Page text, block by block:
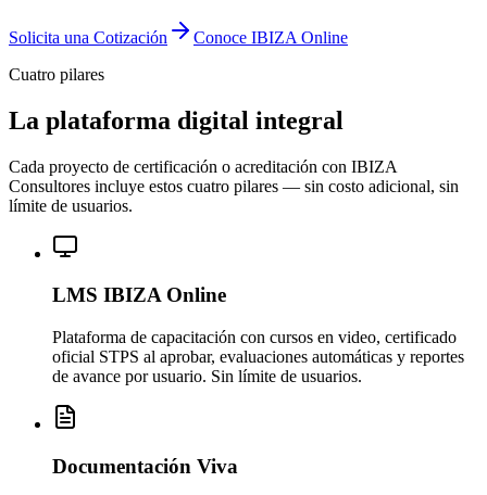
Solicita una Cotización
Conoce IBIZA Online
Cuatro pilares
La plataforma digital integral
Cada proyecto de certificación o acreditación con IBIZA
Consultores incluye estos cuatro pilares — sin costo adicional, sin
límite de usuarios.
LMS IBIZA Online
Plataforma de capacitación con cursos en video, certificado
oficial STPS al aprobar, evaluaciones automáticas y reportes
de avance por usuario. Sin límite de usuarios.
Documentación Viva